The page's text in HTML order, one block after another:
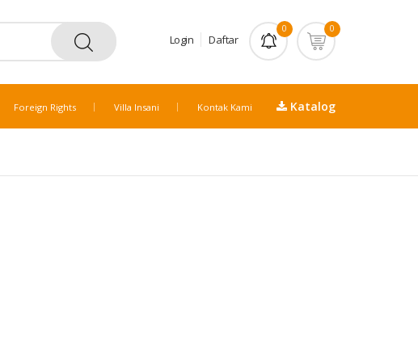
Login Daftar
0 0
Foreign Rights Villa Insani Kontak Kami Katalog